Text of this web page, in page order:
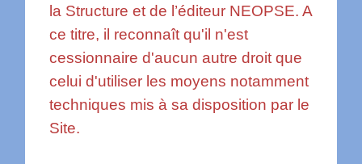
la Structure et de l’éditeur NEOPSE. A
ce titre, il reconnaît qu'il n'est
cessionnaire d'aucun autre droit que
celui d'utiliser les moyens notamment
techniques mis à sa disposition par le
Site.